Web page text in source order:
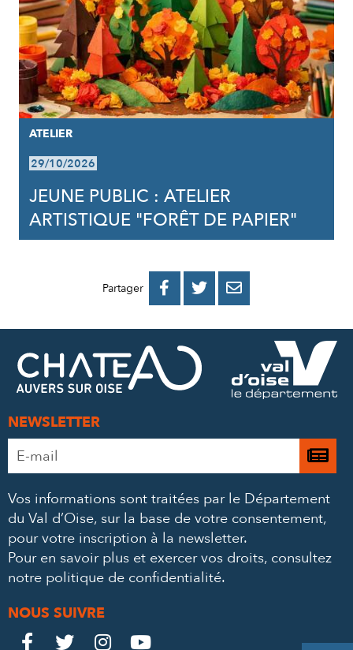
ATELIER
29/10/2026
JEUNE PUBLIC : ATELIER
ARTISTIQUE "FORÊT DE PAPIER"
Partager 
PARTAGER
FACEBOOK
PARTAGER
PARTAGER
MAIL
NEWSLETTER
Adresse
e-
*
Je
à
Vos informations sont traitées par le Département
du Val d’Oise, sur la base de votre consentement,
pour votre inscription à la newsletter.
Pour en savoir plus et exercer vos droits, consultez
notre politique de confidentialité.
NOUS SUIVRE
Le
 Le
 Le
 Le
